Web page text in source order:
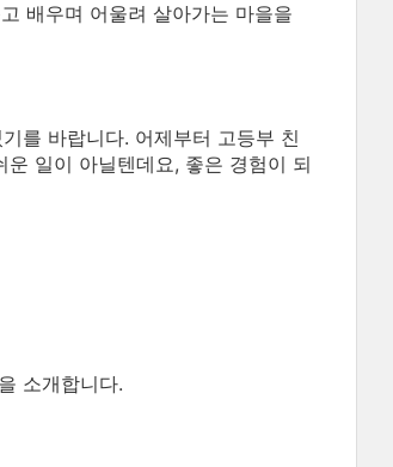
배우며 어울려 살아가는 마을을
를 바랍니다. 어제부터 고등부 친
일이 아닐텐데요, 좋은 경험이 되
소개합니다.